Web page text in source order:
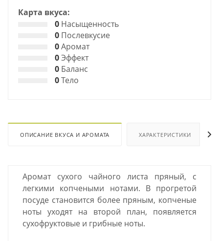
Карта вкуса:
0 Насыщенность
0 Послевкусие
0Аромат
0Эффект
0 Баланс
0Тело
ОПИСАНИЕ ВКУСА И АРОМАТА ХАРАКТЕРИСТИКИ
Аромат сухого чайного листа пряный, с
легкими копчеными нотами. Впрогретой
посуде становится более пряным, копченые
ноты уходят на второй план, появляется
сухофруктовые и грибные ноты.